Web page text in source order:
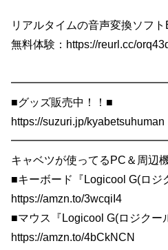
リアルタイムの音声変換ソフ
無料体験：https://reurl.cc/
■グッズ販売中！！■
https://suzuri.jp/kyabetsuhuman
キャベツが使ってるPC＆周辺
■キーボード『Logicool G(ロジ
https://amzn.to/3wcqiI4
■マウス『Logicool G(ロジクー
https://amzn.to/4bCkNCN